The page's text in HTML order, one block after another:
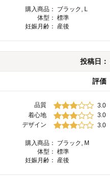
購入商品：
ブラック, L
体型： 標準
妊娠月齢：
産後
投稿日：
評価
品質
3.0
着心地
3.0
デザイン
3.0
購入商品：
ブラック, M
体型： 標準
妊娠月齢：
産後